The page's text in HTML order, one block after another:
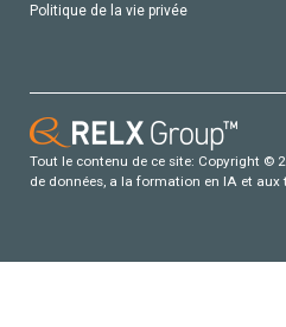
Politique de la vie privée
Tout le contenu de ce site: Copyright ©
de données, a la formation en IA et